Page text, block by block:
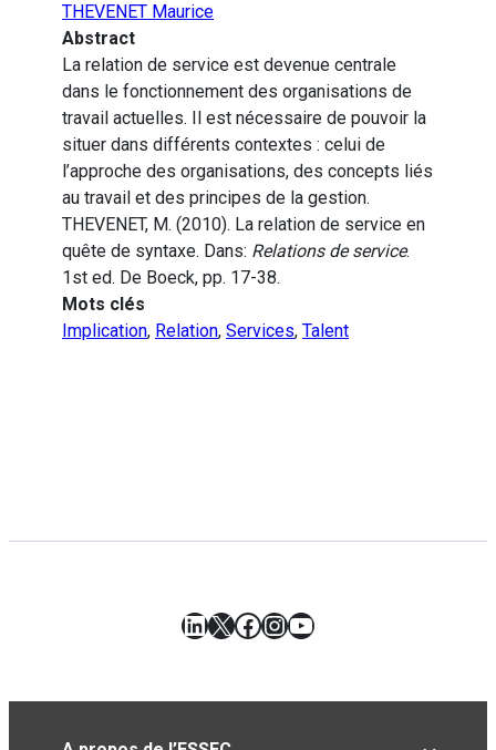
THEVENET Maurice
Abstract
La relation de service est devenue centrale
dans le fonctionnement des organisations de
travail actuelles. Il est nécessaire de pouvoir la
situer dans différents contextes : celui de
l’approche des organisations, des concepts liés
au travail et des principes de la gestion.
THEVENET, M. (2010). La relation de service en
quête de syntaxe. Dans: Relations de service.
1st ed. De Boeck, pp. 17-38.
Mots clés
Implication, Relation, Services, Talent
LinkedIn
X Facebook
Instagram
YouTube